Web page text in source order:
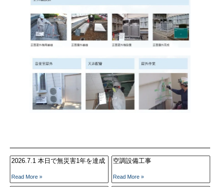
2026.7.1 本日で無災害1年を達成
Read More »
空調設備工事
Read More »